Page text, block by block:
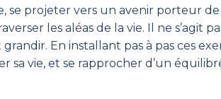
se projeter vers un avenir porteur
les aléas de la vie. Il ne s’agit
En installant pas à pas ces
sa vie, et se rapprocher d’un